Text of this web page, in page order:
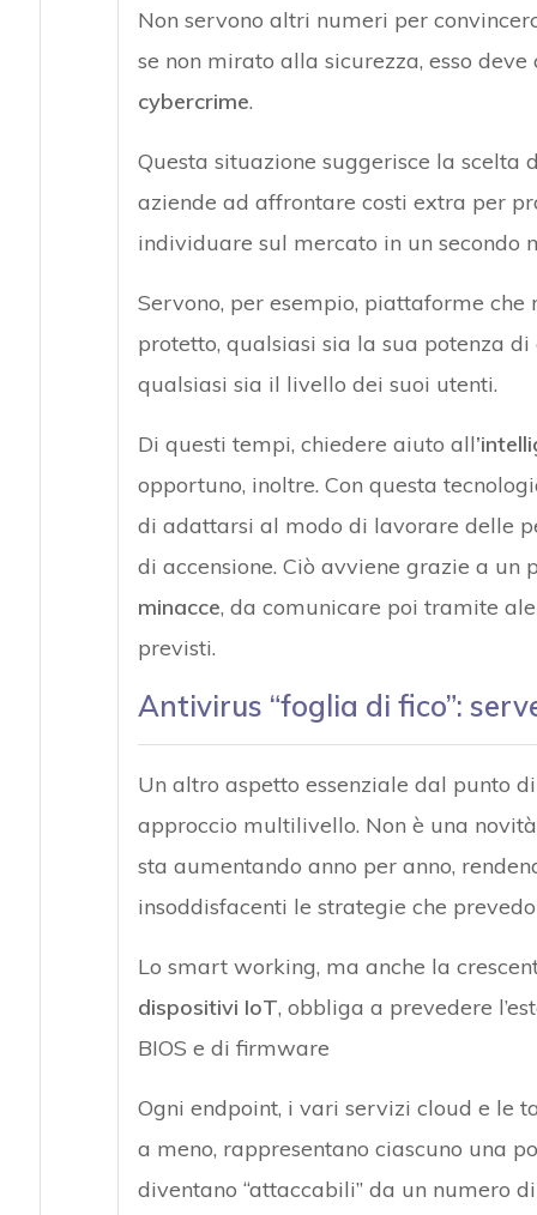
Non servono altri numeri per
se non mirato alla sicurezza, esso
cybercrime.
Questa situazione suggerisce la scelta
aziende ad affrontare costi extra per
individuare sul mercato in un secondo
Servono, per esempio, piattaforme che
protetto, qualsiasi sia la sua potenza
qualsiasi sia il livello dei suoi utenti.
Di questi tempi, chiedere aiuto all
opportuno, inoltre. Con questa
di adattarsi al modo di lavorare delle
di accensione. Ciò avviene grazie a un
minacce, da comunicare poi tramite
previsti.
Antivirus “foglia di fico”:
Un altro aspetto essenziale dal punto
approccio multilivello. Non è una
sta aumentando anno per anno,
insoddisfacenti le strategie che
Lo smart working, ma anche la
dispositivi IoT, obbliga a prevedere
BIOS e di firmware
Ogni endpoint, i vari servizi cloud e le
a meno, rappresentano ciascuno una
diventano “attaccabili” da un numero